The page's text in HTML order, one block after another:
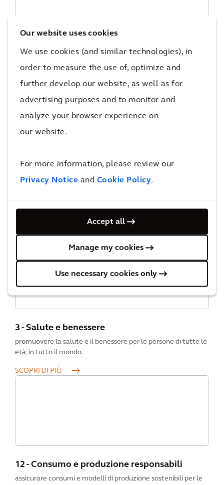
Our website uses cookies
We use cookies (and similar technologies), in
order to measure the use of, optimize and
further develop our website, as well as for
advertising purposes and to monitor and
analyze your browser experience on
our website.
For more information, please review our
Privacy Notice and Cookie Policy.
Accept all
Manage my cookies
Use necessary cookies only
13 - Intervento sul clima
adottare misure urgenti per mitigare gli effetti del
cambiamento climatico.
SCOPRI DI PIÙ
Abbiamo inoltre selezionato tre SDG
specializzati ai quali possiamo
3 - Salute e benessere
promuovere la salute e il benessere per le persone di tutte le
età, in tutto il mondo.
SCOPRI DI PIÙ
12 - Consumo e produzione responsabili
assicurare consumi e modelli di produzione sostenibili per le